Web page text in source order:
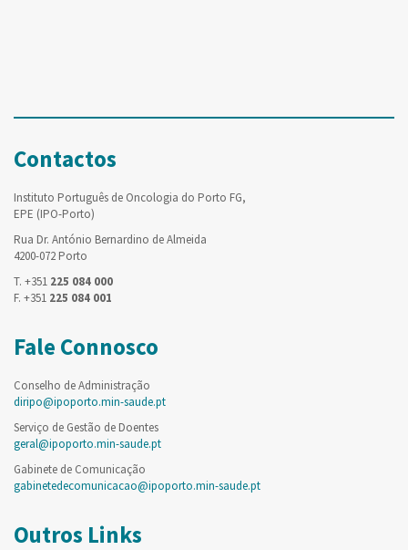
Contactos
Instituto Português de Oncologia do Porto FG,
EPE (IPO-Porto)
Rua Dr. António Bernardino de Almeida
4200-072 Porto
T. +351 225 084 000
F. +351 225 084 001
Fale Connosco
Conselho de Administração
diripo@ipoporto.min-saude.pt
Serviço de Gestão de Doentes
geral@ipoporto.min-saude.pt
Gabinete de Comunicação
gabinetedecomunicacao@ipoporto.min-saude.pt
Outros Links